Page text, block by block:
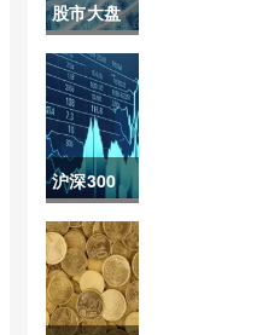
种有哪些)
股市大盘
深证指数
(股市大盘
恒生指数)
沪深300
指数5年走
势图(沪深
300指数